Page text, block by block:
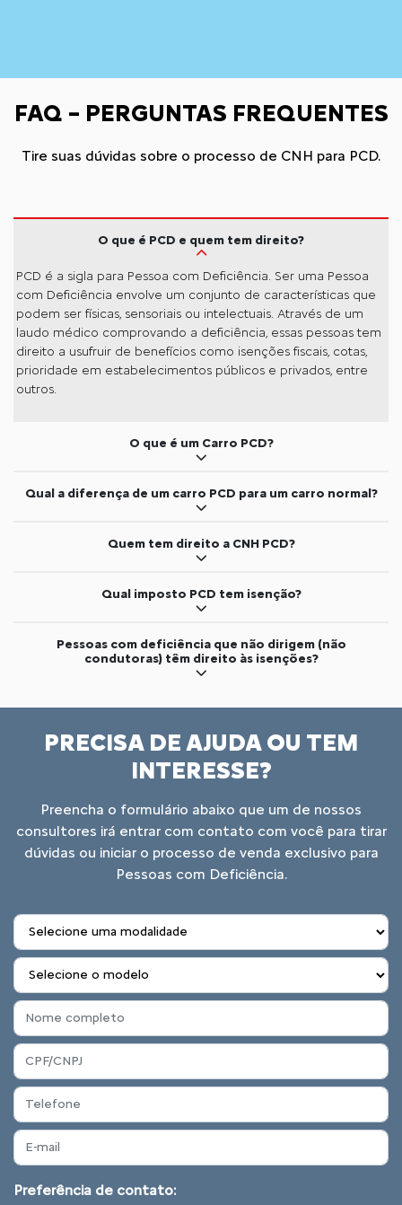
FAQ – PERGUNTAS FREQUENTES
Tire suas dúvidas sobre o processo de CNH para PCD.
O que é PCD e quem tem direito?
PCD é a sigla para Pessoa com Deficiência. Ser uma Pessoa
com Deficiência envolve um conjunto de características que
podem ser físicas, sensoriais ou intelectuais. Através de um
laudo médico comprovando a deficiência, essas pessoas tem
direito a usufruir de benefícios como isenções fiscais, cotas,
prioridade em estabelecimentos públicos e privados, entre
outros.
O que é um Carro PCD?
Qual a diferença de um carro PCD para um carro normal?
Quem tem direito a CNH PCD?
Qual imposto PCD tem isenção?
Pessoas com deficiência que não dirigem (não
condutoras) têm direito às isenções?
PRECISA DE AJUDA OU TEM
INTERESSE?
Preencha o formulário abaixo que um de nossos
consultores irá entrar com contato com você para tirar
dúvidas ou iniciar o processo de venda exclusivo para
Pessoas com Deficiência.
Preferência de contato: